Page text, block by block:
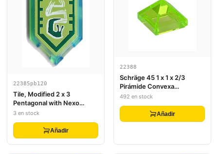
22385pb120
Tile, Modified 2 x 3
Pentagonal with Nexo
Power Shield Pattern -
Slime Slugs
3 en stock
Añadir
22388
Schräge 45 1 x 1 x 2/3
Pirámide Convexa
Cuádruple
492 en stock
Añadir